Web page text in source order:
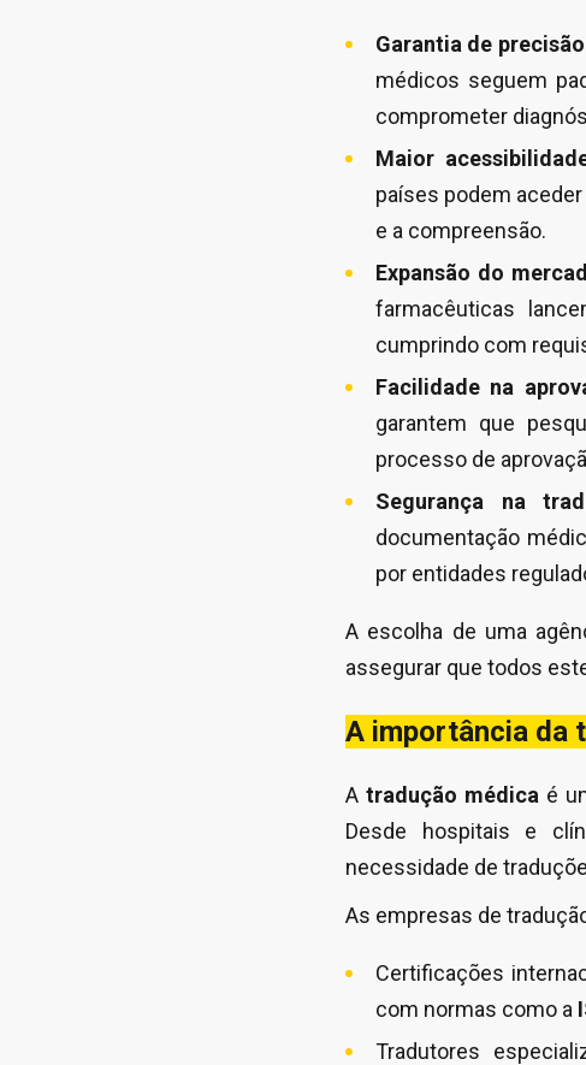
Garantia de
médicos seguem
comprometer
Maior
países podem
e a compreensão.
Expansão do
farmacêuticas
cumprindo com
Facilidade na
garantem que
processo de
Segurança na
documentação
por entidades
A escolha de uma
assegurar que todos
A importância da
A tradução médica é
Desde hospitais e
necessidade de
As empresas de
Certificações
com normas como a
Tradutores